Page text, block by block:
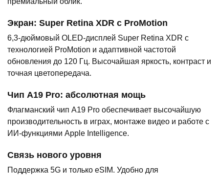
Экран: Super Retina XDR с ProMotion
6,3-дюймовый OLED-дисплей Super Retina XDR с
технологией ProMotion и адаптивной частотой
обновления до 120 Гц. Высочайшая яркость, контраст и
точная цветопередача.
Чип A19 Pro: абсолютная мощь
Флагманский чип A19 Pro обеспечивает высочайшую
производительность в играх, монтаже видео и работе с
ИИ-функциями Apple Intelligence.
Связь нового уровня
Поддержка 5G и только eSIM. Удобно для